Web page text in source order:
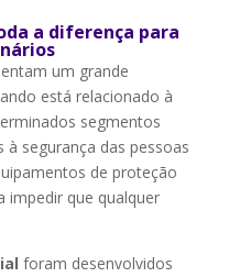
a diferença para
um grande
está relacionado à
segmentos
segurança das pessoas
de proteção
impedir que qualquer
foram desenvolvidos